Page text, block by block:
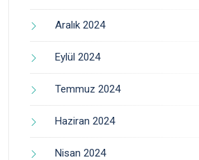
Aralık 2024
Eylül 2024
Temmuz 2024
Haziran 2024
Nisan 2024